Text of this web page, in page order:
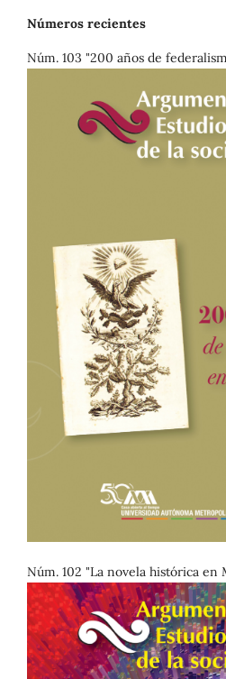
Números recientes
Núm. 103 "200 años de
Núm. 102 "La novela histórica en